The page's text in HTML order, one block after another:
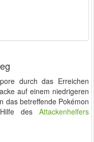
durch das Erreichen
auf einem niedrigeren
das betreffende Pokémon
des Attackenhelfers